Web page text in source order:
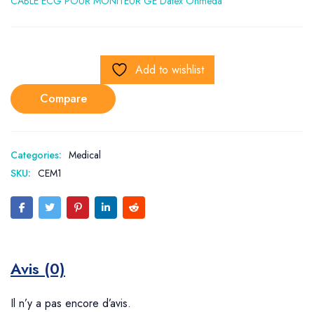
Add to wishlist
Compare
Categories: Medical
SKU: CEM1
Avis (0)
Il n’y a pas encore d’avis.